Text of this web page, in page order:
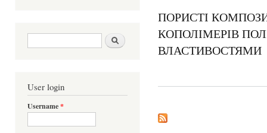
Search form Шукати
User login
Username*
ПОРИСТІ
КОПОЛІМЕРІВ
ВЛАСТИВОСТЯМИ